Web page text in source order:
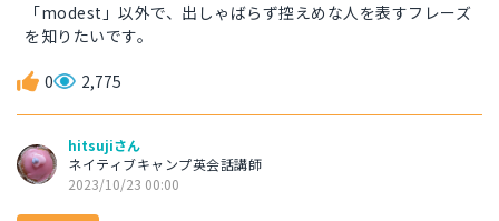
「modest」以外で、出しゃばらず控えめな人を表すフレーズ
を知りたいです。
0 2,775
hitsujiさん
ネイティブキャンプ英会話講師
2023/10/23 00:00